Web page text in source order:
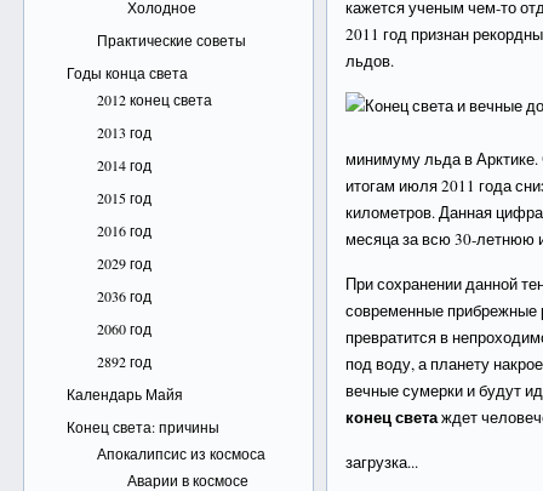
Холодное
Практические советы
Годы конца света
2012 конец света
2013 год
2014 год
2015 год
2016 год
2029 год
2036 год
2060 год
2892 год
Календарь Майя
Конец света: причины
Апокалипсис из космоса
Аварии в космосе
кажется ученым чем-то
2011 год признан
льдов.
минимуму льда в
итогам июля 2011 года
километров. Данная
месяца за всю 30-летнюю
При сохранении данной
современные прибрежные
превратится в
под воду, а планету
вечные сумерки и будут
конец светаждет
загрузка...